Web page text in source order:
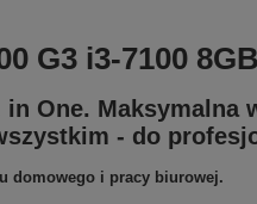
G3 i3-7100
One.
- do
domowego i pracy biurowej.